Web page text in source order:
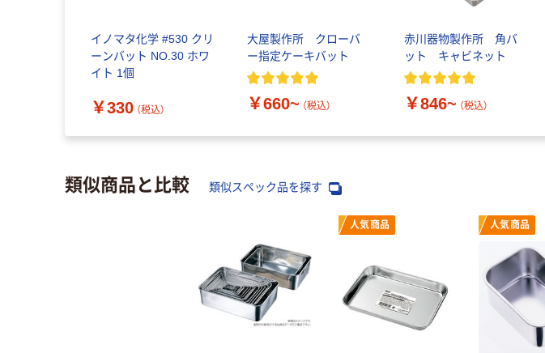
イノマタ化学 #530 クリ
ーンバット NO.30 ホワ
イト 1個
￥330 （税込）
大屋製作所 クローバ
ー指定ケーキバット
￥660~ （税込）
赤川器物製作所 角バ
ット キャビネット
￥846~ （税込）
類似商品と比較 類似スペック品を探す
人気商品 人気商品